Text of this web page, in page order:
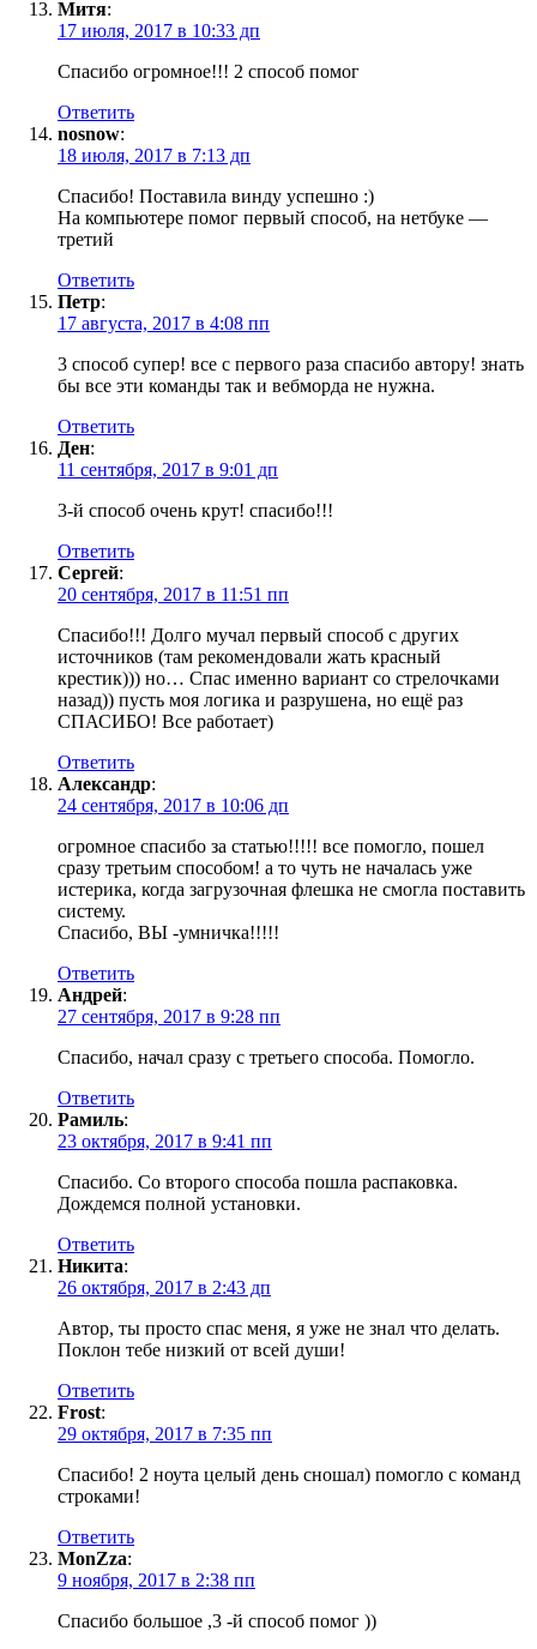
Митя:
17 июля, 2017 в 10:33 дп
Спасибо огромное!!! 2 способ помог
Ответить
nosnow:
18 июля, 2017 в 7:13 дп
Спасибо! Поставила винду успешно :)
На компьютере помог первый способ, на нетбуке —
третий
Ответить
Петр:
17 августа, 2017 в 4:08 пп
3 способ супер! все с первого раза спасибо автору! знать
бы все эти команды так и вебморда не нужна.
Ответить
Ден:
11 сентября, 2017 в 9:01 дп
3-й способ очень крут! спасибо!!!
Ответить
Сергей:
20 сентября, 2017 в 11:51 пп
Спасибо!!! Долго мучал первый способ с других
источников (там рекомендовали жать красный
крестик))) но… Спас именно вариант со стрелочками
назад)) пусть моя логика и разрушена, но ещё раз
СПАСИБО! Все работает)
Ответить
Александр:
24 сентября, 2017 в 10:06 дп
огромное спасибо за статью!!!!! все помогло, пошел
сразу третьим способом! а то чуть не началась уже
истерика, когда загрузочная флешка не смогла поставить
систему.
Спасибо, ВЫ -умничка!!!!!
Ответить
Андрей:
27 сентября, 2017 в 9:28 пп
Спасибо, начал сразу с третьего способа. Помогло.
Ответить
Рамиль:
23 октября, 2017 в 9:41 пп
Спасибо. Со второго способа пошла распаковка.
Дождемся полной установки.
Ответить
Никита:
26 октября, 2017 в 2:43 дп
Автор, ты просто спас меня, я уже не знал что делать.
Поклон тебе низкий от всей души!
Ответить
Frost:
29 октября, 2017 в 7:35 пп
Спасибо! 2 ноута целый день сношал) помогло с команд
строками!
Ответить
MonZza:
9 ноября, 2017 в 2:38 пп
Спасибо большое ,3 -й способ помог ))